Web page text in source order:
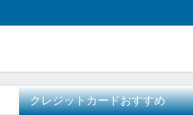
クレジットカードおすすめ